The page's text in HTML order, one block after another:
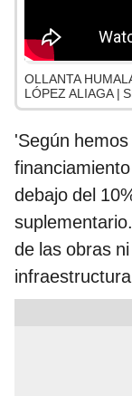
OLLANTA
LÓPEZ ALIAGA |
'Según
debajo del
de las obras